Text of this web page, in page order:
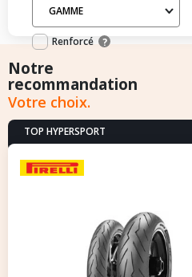
GAMME
Filtres mis en avant: Renforcé / Runflat
Renforcé ?
Notre
recommandation
Votre choix.
TOP HYPERSPORT